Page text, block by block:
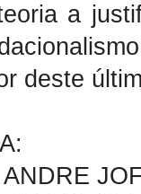
a
deste